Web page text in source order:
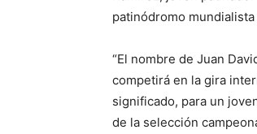
patinódromo mundialista
“El nombre de Juan
competirá en la gira
significado, para un
de la selección